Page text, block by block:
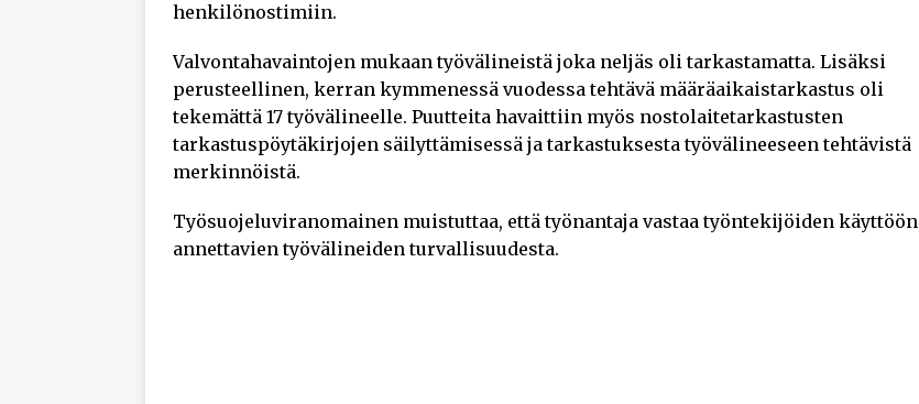
henkilönostimiin.
Valvontahavaintojen mukaan työvälineistä joka neljäs oli tarkastamatta. Lisäksi
perusteellinen, kerran kymmenessä vuodessa tehtävä määräaikaistarkastus oli
tekemättä 17 työvälineelle. Puutteita havaittiin myös nostolaitetarkastusten
tarkastuspöytäkirjojen säilyttämisessä ja tarkastuksesta työvälineeseen tehtävistä
merkinnöistä.
Työsuojeluviranomainen muistuttaa, että työnantaja vastaa työntekijöiden käyttöön
annettavien työvälineiden turvallisuudesta.